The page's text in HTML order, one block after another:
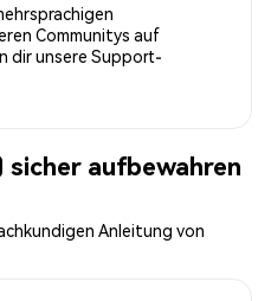
Communitys auf
dir unsere Support-
sicher aufbewahren
Anleitung von